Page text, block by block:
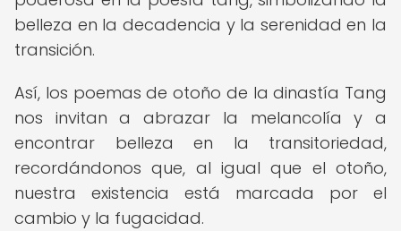
belleza en la decadencia y la serenidad en la
transición.
Así, los poemas de otoño de la dinastía Tang
nos invitan a abrazar la melancolía y a
encontrar belleza en la transitoriedad,
recordándonos que, al igual que el otoño,
nuestra existencia está marcada por el
cambio y la fugacidad.